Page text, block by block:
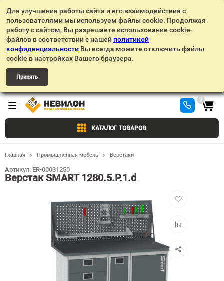
Для улучшения работы сайта и его взаимодействия с
пользователями мы используем файлы cookie. Продолжая
работу с сайтом, Вы разрешаете использование cookie-
файлов в соответствии с нашей политикой
конфиденциальности Вы всегда можете отключить файлы
cookie в настройках Вашего браузера.
Принять
КАТАЛОГ ТОВАРОВ
0
Главная Промышленная мебель Верстаки
Верстак SMART 1280.5.P.1.d
Артикул: ER-00031250
Добавить
Добавить